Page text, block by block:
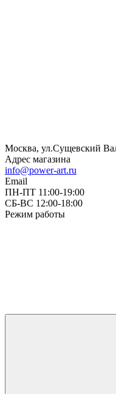
Москва, ул.Сущевский
Адрес магазина
info@power-art.ru
Email
ПН-ПТ 11:00-19:00
СБ-ВС 12:00-18:00
Режим работы